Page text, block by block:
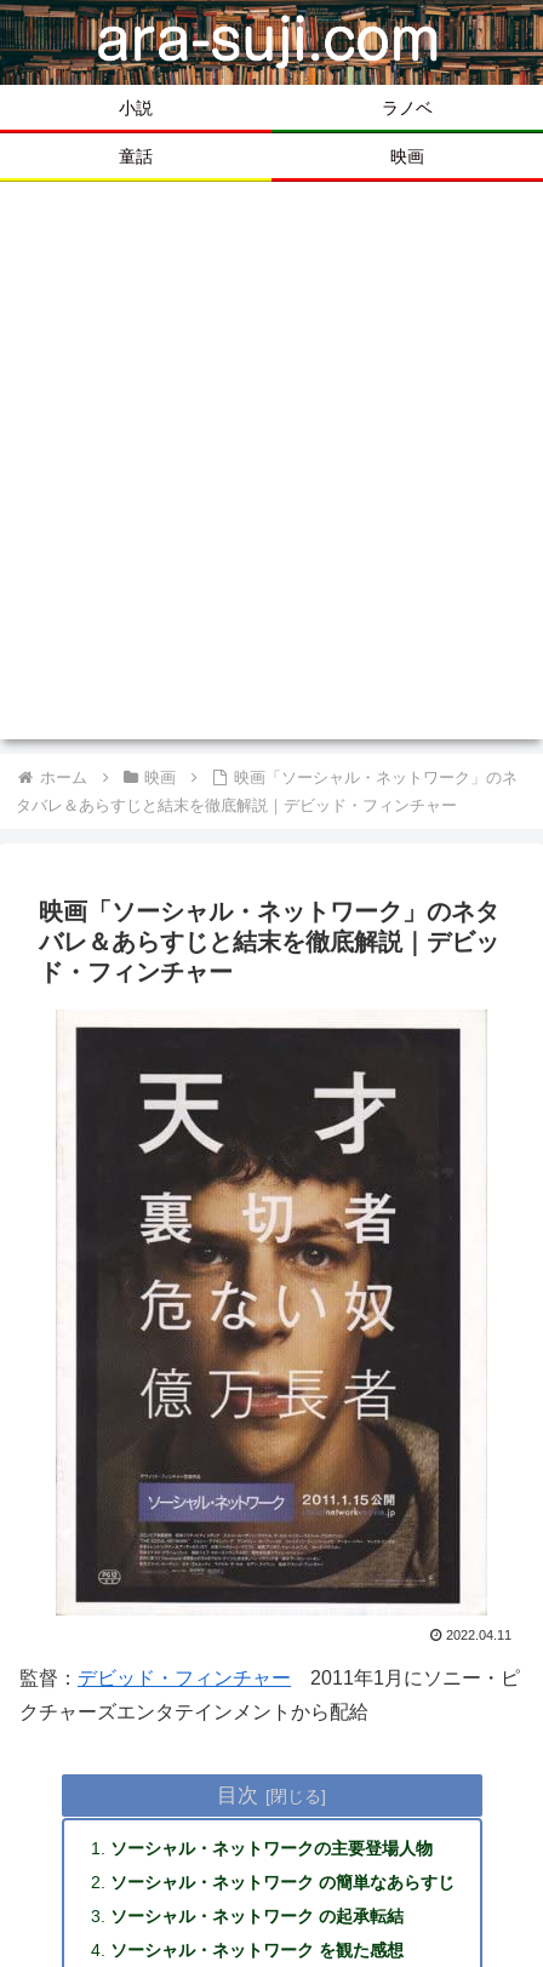
小説 ラノベ
童話 映画
ホーム 映画
映画「ソーシャル・ネットワーク」のネ
タバレ＆あらすじと結末を徹底解説｜デビッド・フィンチャー
映画「ソーシャル・ネットワーク」のネタ
バレ＆あらすじと結末を徹底解説｜デビッ
ド・フィンチャー
2022.04.11
監督： デビッド・フィンチャー 2011年1月にソニー・ピ
クチャーズエンタテインメントから配給
目次
ソーシャル・ネットワークの主要登場人物
ソーシャル・ネットワーク の簡単なあらすじ
ソーシャル・ネットワーク の起承転結
ソーシャル・ネットワーク を観た感想